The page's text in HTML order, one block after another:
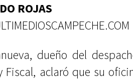
ROJAS
dueño del
Fiscal, aclaró que su